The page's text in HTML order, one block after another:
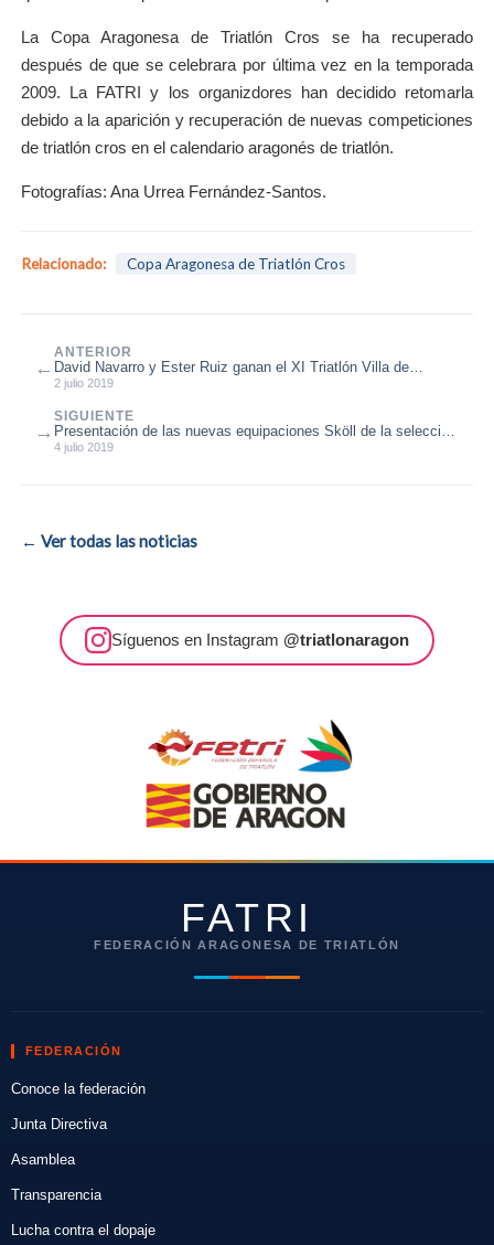
La Copa Aragonesa de Triatlón Cros se ha recuperado
después de que se celebrara por última vez en la temporada
2009. La FATRI y los organizdores han decidido retomarla
debido a la aparición y recuperación de nuevas competiciones
de triatlón cros en el calendario aragonés de triatlón.
Fotografías: Ana Urrea Fernández-Santos.
Relacionado: Copa Aragonesa de Triatlón Cros
←
ANTERIOR
David Navarro y Ester Ruiz ganan el XI Triatlón Villa de
Sádaba
2 julio 2019
SIGUIENTE
Presentación de las nuevas equipaciones Sköll de la selección
aragonesa de triat...
4 julio 2019
→
← Ver todas las noticias
Síguenos en Instagram @triatlonaragon
FATRI
FEDERACIÓN ARAGONESA DE TRIATLÓN
FEDERACIÓN
Conoce la federación
Junta Directiva
Asamblea
Transparencia
Lucha contra el dopaje